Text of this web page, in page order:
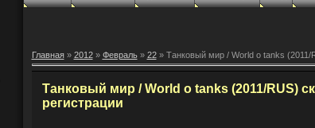
Главная» 2012 » Февраль » 22» Танковый мир / World o tanks (2011/
Танковый мир / World o tanks (2011/RUS)
регистрации